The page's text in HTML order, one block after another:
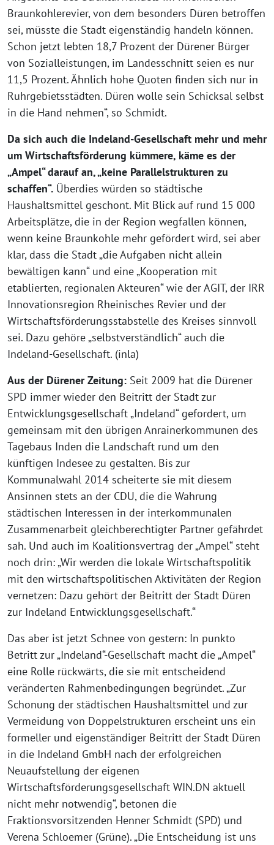
Braunkohlerevier, von dem besonders Düren betroffen
sei, müsste die Stadt eigenständig handeln können.
Schon jetzt lebten 18,7 Prozent der Dürener Bürger
von Sozialleistungen, im Landesschnitt seien es nur
11,5 Prozent. Ähnlich hohe Quoten finden sich nur in
Ruhrgebietsstädten. Düren wolle sein Schicksal selbst
in die Hand nehmen“, so Schmidt.
Da sich auch die Indeland-Gesellschaft mehr und mehr
um Wirtschaftsförderung kümmere, käme es der
„Ampel“ darauf an, „keine Parallelstrukturen zu
schaffen“. Überdies würden so städtische
Haushaltsmittel geschont. Mit Blick auf rund 15 000
Arbeitsplätze, die in der Region wegfallen können,
wenn keine Braunkohle mehr gefördert wird, sei aber
klar, dass die Stadt „die Aufgaben nicht allein
bewältigen kann“ und eine „Kooperation mit
etablierten, regionalen Akteuren“ wie der AGIT, der IRR
Innovationsregion Rheinisches Revier und der
Wirtschaftsförderungsstabstelle des Kreises sinnvoll
sei. Dazu gehöre „selbstverständlich“ auch die
Indeland-Gesellschaft. (inla)
Aus der Dürener Zeitung: Seit 2009 hat die Dürener
SPD immer wieder den Beitritt der Stadt zur
Entwicklungsgesellschaft „Indeland“ gefordert, um
gemeinsam mit den übrigen Anrainerkommunen des
Tagebaus Inden die Landschaft rund um den
künftigen Indesee zu gestalten. Bis zur
Kommunalwahl 2014 scheiterte sie mit diesem
Ansinnen stets an der CDU, die die Wahrung
städtischen Interessen in der interkommunalen
Zusammenarbeit gleichberechtigter Partner gefährdet
sah. Und auch im Koalitionsvertrag der „Ampel“ steht
noch drin: „Wir werden die lokale Wirtschaftspolitik
mit den wirtschaftspolitischen Aktivitäten der Region
vernetzen: Dazu gehört der Beitritt der Stadt Düren
zur Indeland Entwicklungsgesellschaft.“
Das aber ist jetzt Schnee von gestern: In punkto
Betritt zur „Indeland“-Gesellschaft macht die „Ampel“
eine Rolle rückwärts, die sie mit entscheidend
veränderten Rahmenbedingungen begründet. „Zur
Schonung der städtischen Haushaltsmittel und zur
Vermeidung von Doppelstrukturen erscheint uns ein
formeller und eigenständiger Beitritt der Stadt Düren
in die Indeland GmbH nach der erfolgreichen
Neuaufstellung der eigenen
Wirtschaftsförderungsgesellschaft WIN.DN aktuell
nicht mehr notwendig“, betonen die
Fraktionsvorsitzenden Henner Schmidt (SPD) und
Verena Schloemer (Grüne). „Die Entscheidung ist uns